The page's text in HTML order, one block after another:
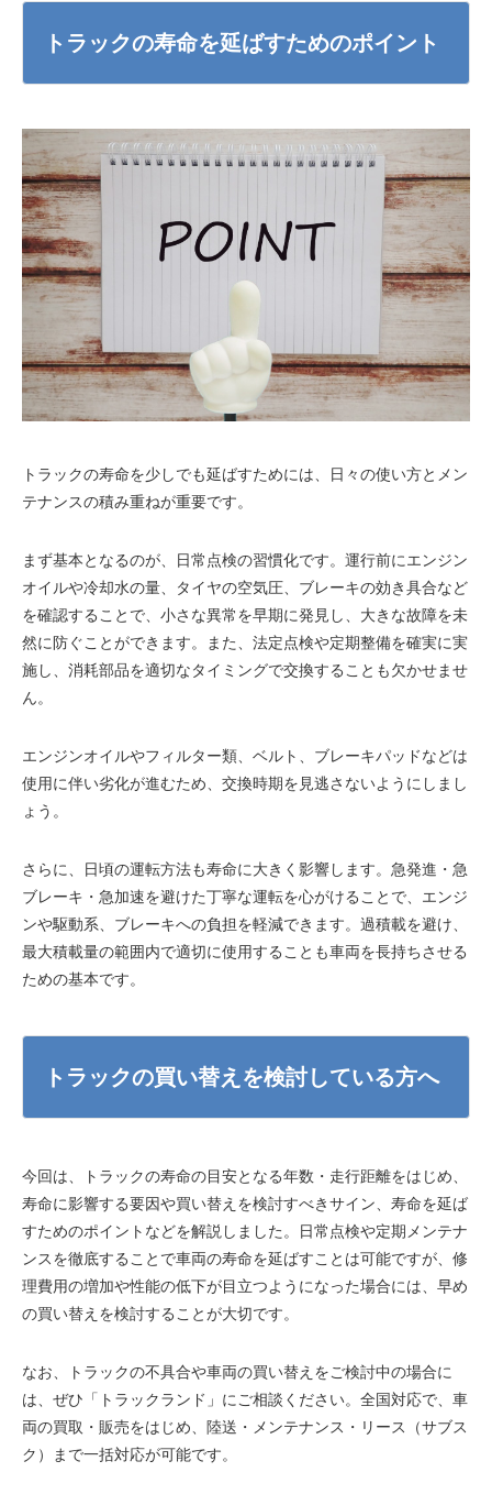
トラックの寿命を延ばすためのポイント
トラックの寿命を少しでも延ばすためには、日々の使い方とメン
テナンスの積み重ねが重要です。
まず基本となるのが、日常点検の習慣化です。運行前にエンジン
オイルや冷却水の量、タイヤの空気圧、ブレーキの効き具合など
を確認することで、小さな異常を早期に発見し、大きな故障を未
然に防ぐことができます。また、法定点検や定期整備を確実に実
施し、消耗部品を適切なタイミングで交換することも欠かせませ
ん。
エンジンオイルやフィルター類、ベルト、ブレーキパッドなどは
使用に伴い劣化が進むため、交換時期を見逃さないようにしまし
ょう。
さらに、日頃の運転方法も寿命に大きく影響します。急発進・急
ブレーキ・急加速を避けた丁寧な運転を心がけることで、エンジ
ンや駆動系、ブレーキへの負担を軽減できます。過積載を避け、
最大積載量の範囲内で適切に使用することも車両を長持ちさせる
ための基本です。
トラックの買い替えを検討している方へ
今回は、トラックの寿命の目安となる年数・走行距離をはじめ、
寿命に影響する要因や買い替えを検討すべきサイン、寿命を延ば
すためのポイントなどを解説しました。日常点検や定期メンテナ
ンスを徹底することで車両の寿命を延ばすことは可能ですが、修
理費用の増加や性能の低下が目立つようになった場合には、早め
の買い替えを検討することが大切です。
なお、トラックの不具合や車両の買い替えをご検討中の場合に
は、ぜひ「トラックランド」にご相談ください。全国対応で、車
両の買取・販売をはじめ、陸送・メンテナンス・リース（サブス
ク）まで一括対応が可能です。